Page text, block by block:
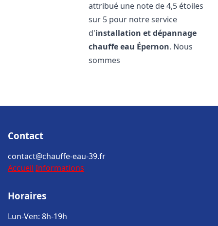
attribué une note de 4,5 étoiles
sur 5 pour notre service
d'installation et dépannage
chauffe eau Épernon. Nous
sommes
Contact
contact@chauffe-eau-39.fr
Accueil Informations
Horaires
Lun-Ven: 8h-19h